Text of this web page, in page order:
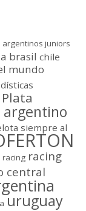
argentinos juniors
brasil chile
mundo
siempre al
racing racing
central
uruguay